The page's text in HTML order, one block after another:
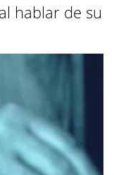
hablar de su